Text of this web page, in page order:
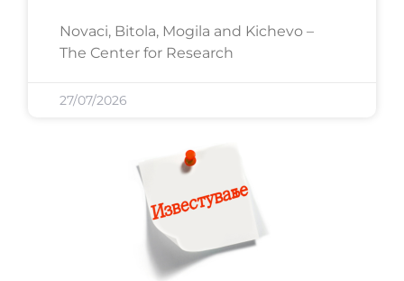
Novaci, Bitola, Mogila and Kichevo –
The Center for Research
27/07/2026